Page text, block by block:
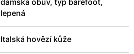
lepená
Italská hovězí kůže